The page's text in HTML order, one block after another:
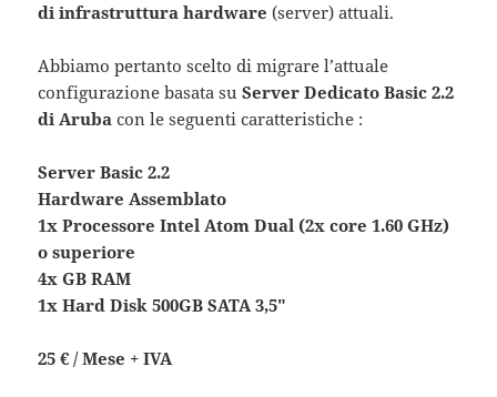
di infrastruttura hardware (server) attuali.
Abbiamo pertanto scelto di migrare l’attuale
configurazione basata suServer Dedicato Basic 2.2
di Aruba con le seguenti caratteristiche :
Server Basic 2.2
Hardware Assemblato
1x Processore Intel Atom Dual (2x core 1.60 GHz)
o superiore
4x GB RAM
1x Hard Disk 500GB SATA 3,5″
25 € / Mese + IVA